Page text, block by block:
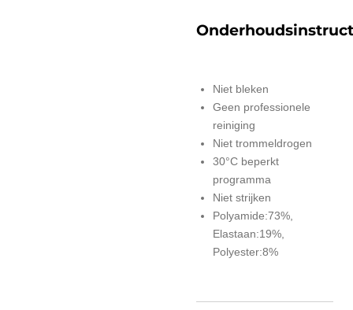
Niet bleken
Geen professionele
reiniging
Niet trommeldrogen
30°C beperkt
programma
Niet strijken
Polyamide:73%,
Elastaan:19%,
Polyester:8%